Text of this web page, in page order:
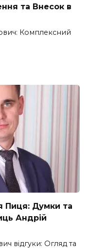
та Внесок в
Комплексний
Пиця: Думки та
Андрій
відгуки: Огляд та